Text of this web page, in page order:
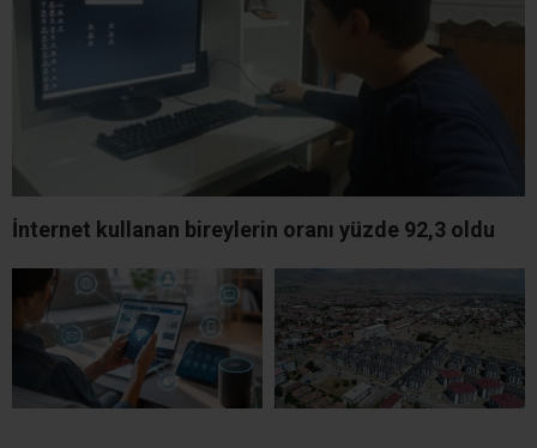
İnternet kullanan bireylerin oranı yüzde 92,3 oldu